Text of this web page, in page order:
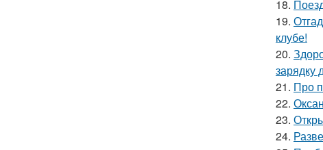
18.
19.
клубе!
20.
зарядку
21. Про
22.
23.
24.